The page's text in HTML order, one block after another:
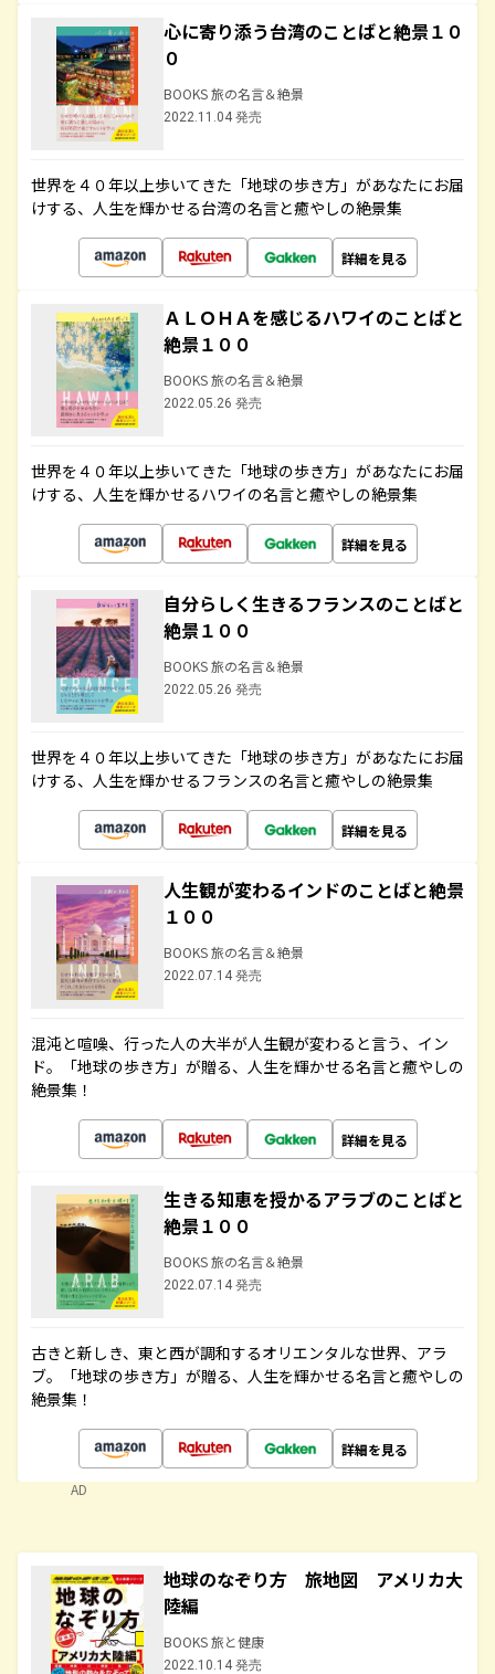
心に寄り添う台湾のことばと絶景１０
０
BOOKS 旅の名言＆絶景
2022.11.04 発売
世界を４０年以上歩いてきた「地球の歩き方」があなたにお届
けする、人生を輝かせる台湾の名言と癒やしの絶景集
詳細を見る
ＡＬＯＨＡを感じるハワイのことばと
絶景１００
BOOKS 旅の名言＆絶景
2022.05.26 発売
世界を４０年以上歩いてきた「地球の歩き方」があなたにお届
けする、人生を輝かせるハワイの名言と癒やしの絶景集
詳細を見る
自分らしく生きるフランスのことばと
絶景１００
BOOKS 旅の名言＆絶景
2022.05.26 発売
世界を４０年以上歩いてきた「地球の歩き方」があなたにお届
けする、人生を輝かせるフランスの名言と癒やしの絶景集
詳細を見る
人生観が変わるインドのことばと絶景
１００
BOOKS 旅の名言＆絶景
2022.07.14 発売
混沌と喧噪、行った人の大半が人生観が変わると言う、イン
ド。「地球の歩き方」が贈る、人生を輝かせる名言と癒やしの
絶景集！
詳細を見る
生きる知恵を授かるアラブのことばと
絶景１００
BOOKS 旅の名言＆絶景
2022.07.14 発売
古きと新しき、東と西が調和するオリエンタルな世界、アラ
ブ。「地球の歩き方」が贈る、人生を輝かせる名言と癒やしの
絶景集！
詳細を見る
AD
地球のなぞり方 旅地図 アメリカ大
陸編
BOOKS 旅と健康
2022.10.14 発売